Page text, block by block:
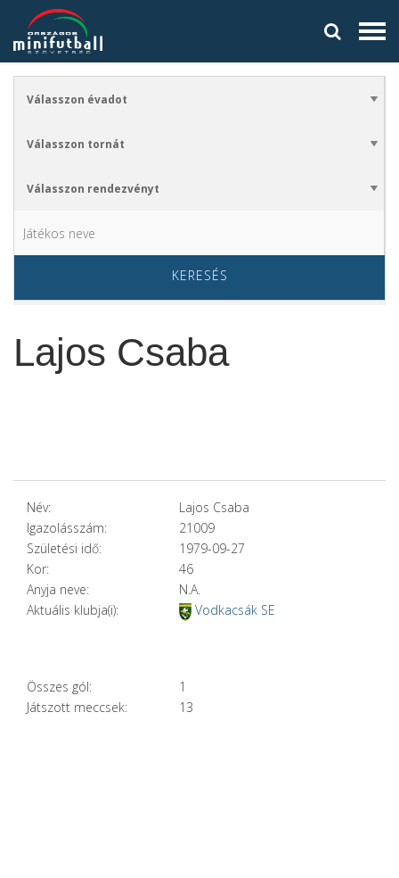
KERESÉS
Lajos Csaba
Név:
Lajos Csaba
Igazolásszám:
21009
Születési idő:
1979-09-27
Kor:
46
Anyja neve:
N.A.
Aktuális klubja(i):
Vodkacsák SE
Összes gól:
1
Játszott meccsek:
13